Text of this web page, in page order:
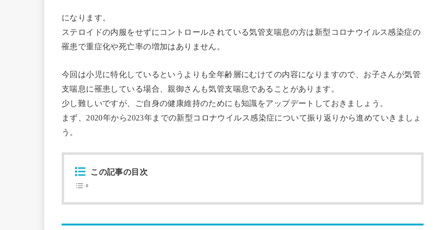
になります。
ステロイドの内服をせずにコントロールされている気管支喘息の方は新型コロナウイルス感染症の
罹患で重症化や死亡率の増加はありません。
今回は小児に特化しているというよりも全年齢層にむけての内容になりますので、お子さんが気管
支喘息に罹患している場合、親御さんも気管支喘息であることがあります。
少し難しいですが、ご自身の健康維持のためにも知識をアップデートしておきましょう。
まず、2020年から2023年までの新型コロナウイルス感染症について振り返りから進めていきましょ
う。
この記事の目次